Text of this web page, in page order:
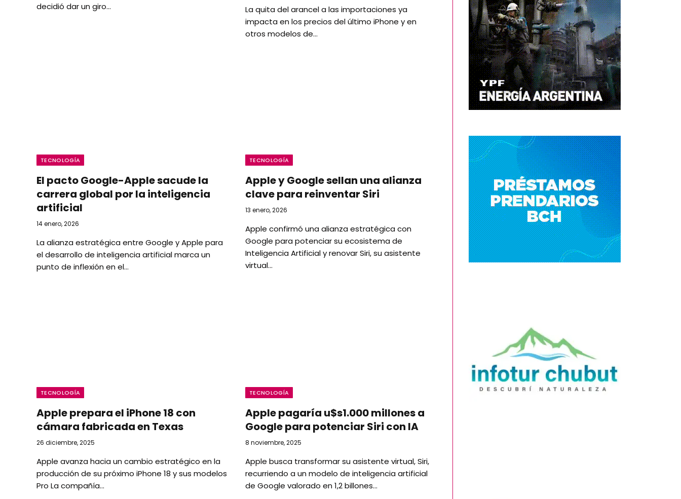
decidió dar un giro…
La quita del arancel a las importaciones ya
impacta en los precios del último iPhone y en
otros modelos de…
TECNOLOGÍA
El pacto Google-Apple sacude la
carrera global por la inteligencia
artificial
14 enero, 2026
La alianza estratégica entre Google y Apple para
el desarrollo de inteligencia artificial marca un
punto de inflexión en el…
TECNOLOGÍA
Apple y Google sellan una alianza
clave para reinventar Siri
13 enero, 2026
Apple confirmó una alianza estratégica con
Google para potenciar su ecosistema de
Inteligencia Artificial y renovar Siri, su asistente
virtual…
TECNOLOGÍA
Apple prepara el iPhone 18 con
cámara fabricada en Texas
26 diciembre, 2025
Apple avanza hacia un cambio estratégico en la
producción de su próximo iPhone 18 y sus modelos
Pro La compañía…
TECNOLOGÍA
Apple pagaría u$s1.000 millones a
Google para potenciar Siri con IA
8 noviembre, 2025
Apple busca transformar su asistente virtual, Siri,
recurriendo a un modelo de inteligencia artificial
de Google valorado en 1,2 billones…